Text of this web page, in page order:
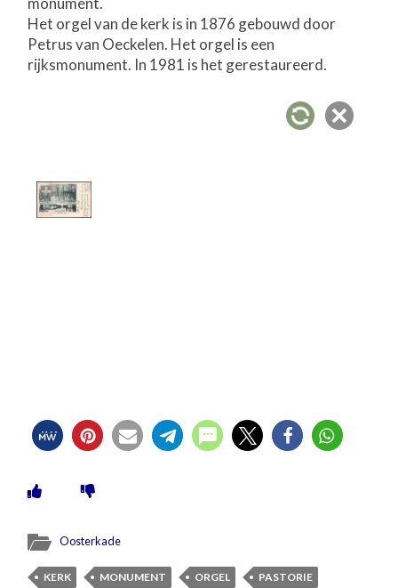
Het orgel van de kerk is in 1876 gebouwd door
Petrus van Oeckelen. Het orgel is een
rijksmonument. In 1981 is het gerestaureerd.
Oosterkade
KERK MONUMENT ORGEL PASTORIE